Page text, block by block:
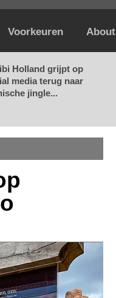
Voorkeuren About
Holland grijpt op
media terug naar
jingle...